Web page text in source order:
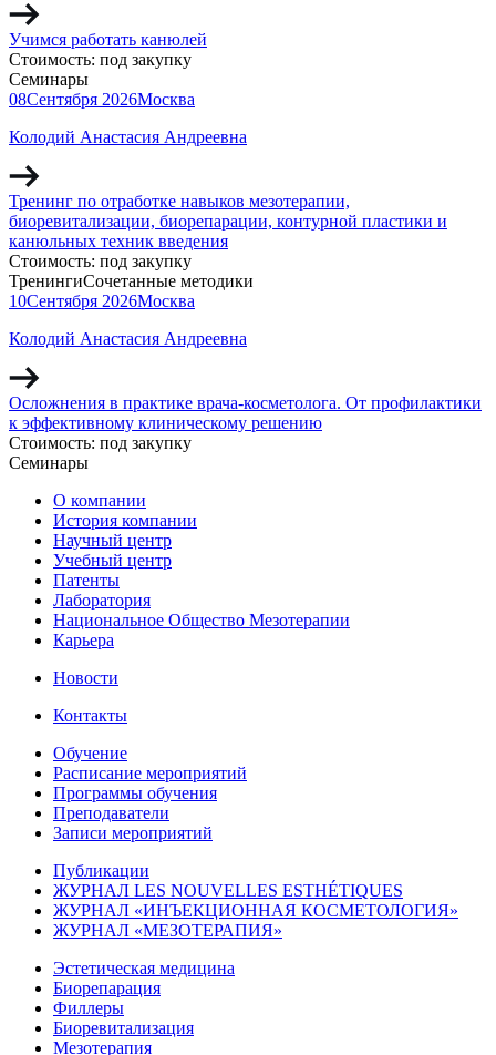
Учимся работать канюлей
Стоимость: под закупку
Семинары
08Сентября 2026Москва
Колодий Анастасия Андреевна
Тренинг по отработке навыков мезотерапии,
биоревитализации, биорепарации, контурной пластики и
канюльных техник введения
Стоимость: под закупку
ТренингиСочетанные методики
10Сентября 2026Москва
Колодий Анастасия Андреевна
Осложнения в практике врача-косметолога. От профилактики
к эффективному клиническому решению
Стоимость: под закупку
Семинары
О компании
История компании
Научный центр
Учебный центр
Патенты
Лаборатория
Национальное Общество Мезотерапии
Карьера
Новости
Контакты
Обучение
Расписание мероприятий
Программы обучения
Преподаватели
Записи мероприятий
Публикации
ЖУРНАЛ LES NOUVELLES ESTHÉTIQUES
ЖУРНАЛ «ИНЪЕКЦИОННАЯ КОСМЕТОЛОГИЯ»
ЖУРНАЛ «МЕЗОТЕРАПИЯ»
Эстетическая медицина
Биорепарация
Филлеры
Биоревитализация
Мезотерапия